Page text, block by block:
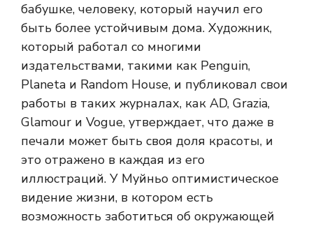
бабушке, человеку, который научил его
быть более устойчивым дома. Художник,
который работал со многими
издательствами, такими как Penguin,
Planeta и Random House, и публиковал свои
работы в таких журналах, как AD, Grazia,
Glamour и Vogue, утверждает, что даже в
печали может быть своя доля красоты, и
это отражено в каждая из его
иллюстраций. У Муйньо оптимистическое
видение жизни, в котором есть
возможность заботиться об окружающей